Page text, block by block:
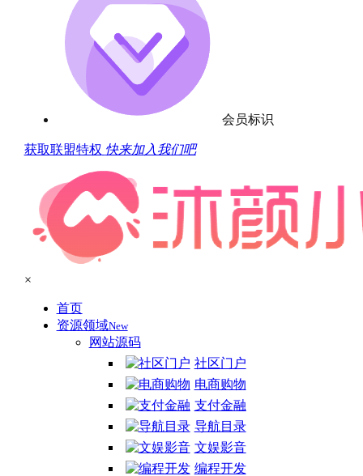
会员标识
获取联盟特权 快来加入我们吧
×
首页
资源领域New
网站源码
社区门户
电商购物
支付金融
导航目录
文娱影音
编程开发